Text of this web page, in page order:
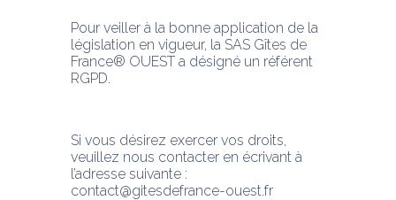
Pour veiller à la bonne application de la
législation en vigueur, la SAS Gîtes de
France® OUEST a désigné un référent
RGPD.
Si vous désirez exercer vos droits,
veuillez nous contacter en écrivant à
l’adresse suivante :
contact@gitesdefrance-ouest.fr